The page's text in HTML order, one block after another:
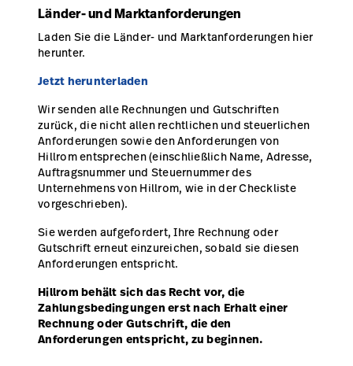
Länder- und Marktanforderungen
Laden Sie die Länder- und Marktanforderungen hier
herunter.
Jetzt herunterladen
Wir senden alle Rechnungen und Gutschriften
zurück, die nicht allen rechtlichen und steuerlichen
Anforderungen sowie den Anforderungen von
Hillrom entsprechen (einschließlich Name, Adresse,
Auftragsnummer und Steuernummer des
Unternehmens von Hillrom, wie in der Checkliste
vorgeschrieben).
Sie werden aufgefordert, Ihre Rechnung oder
Gutschrift erneut einzureichen, sobald sie diesen
Anforderungen entspricht.
Hillrom behält sich das Recht vor, die
Zahlungsbedingungen erst nach Erhalt einer
Rechnung oder Gutschrift, die den
Anforderungen entspricht, zu beginnen.